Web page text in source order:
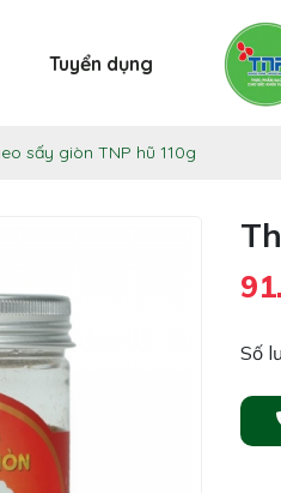
Tuyển dụng
sấy giòn TNP hũ 110g
Số